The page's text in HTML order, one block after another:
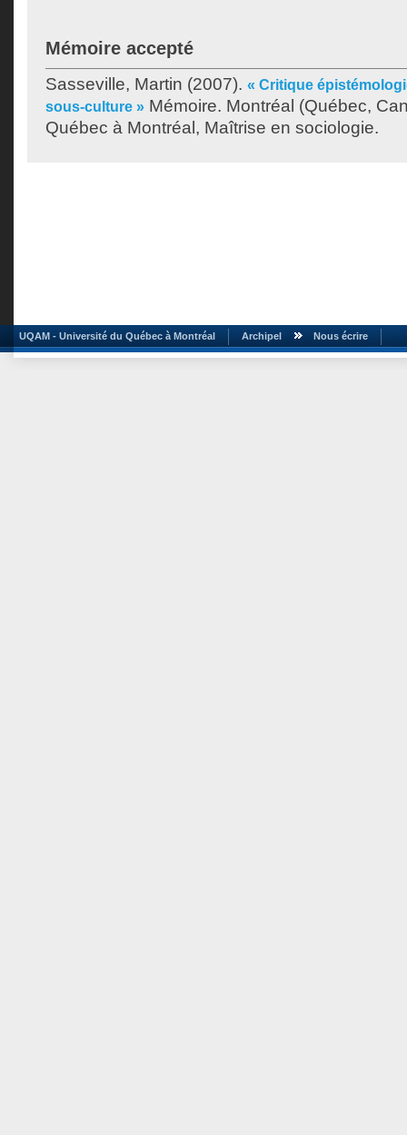
Mémoire accepté
Sasseville, Martin (2007). « Critique
sous-culture » Mémoire. Montréal (Québec,
Québec à Montréal, Maîtrise en sociologie.
UQAM - Université du Québec à Montréal Archipel Nous écrire